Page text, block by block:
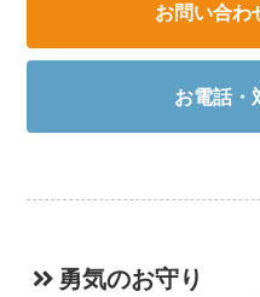
お問い合わ
お電話・
勇気のお守り